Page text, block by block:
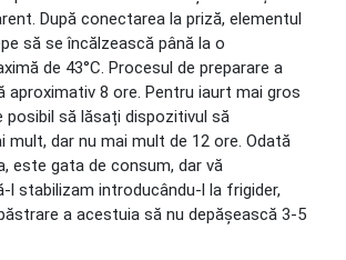
După conectarea la priză, elementul
să se încălzească până la o
de 43°C. Procesul de preparare a
aproximativ 8 ore. Pentru iaurt mai gros
posibil să lăsați dispozitivul să
mult, dar nu mai mult de 12 ore. Odată
este gata de consum, dar vă
l stabilizam introducându-l la frigider,
a acestuia să nu depășească 3-5